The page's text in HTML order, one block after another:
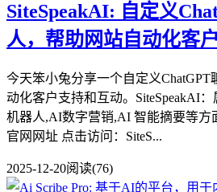
SiteSpeakAI: 自定义
人，帮助网站自动化客
今天笨小兔分享一个自定义ChatGPT
动化客户支持和互动。SiteSpeakAI
机器人,AI数字营销,AI 智能摘要等方
官网网址 点击访问：SiteS...
2025-12-20阅读(76)